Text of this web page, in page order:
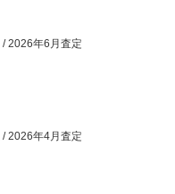
/2026年6月査定
/2026年4月査定